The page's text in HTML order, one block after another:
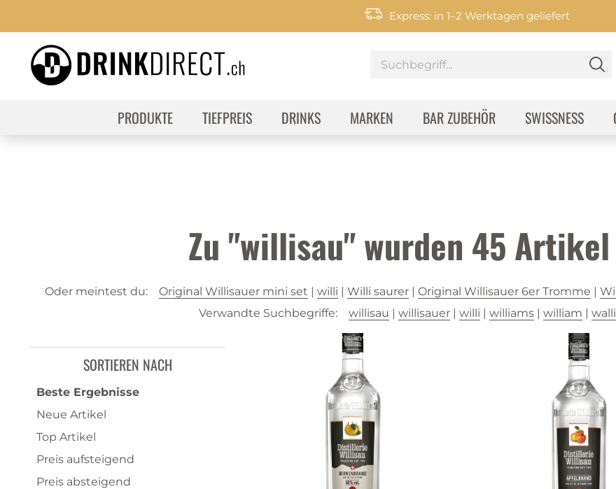
Express: in 1–2 Werktagen geliefert
PRODUKTE TIEFPREIS DRINKS MARKEN BAR ZUBEHÖR SWISSNESS
Zu "willisau" wurden 45Artikel
Oder meintest du: Original Willisauer mini set | willi | Willi saurer| Original Willisauer 6er Tromme |
Verwandte Suchbegriffe:
willisau | willisauer | willi | williams | william |
SORTIEREN NACH
Beste Ergebnisse
Neue Artikel
Top Artikel
Preis aufsteigend
Preis absteigend